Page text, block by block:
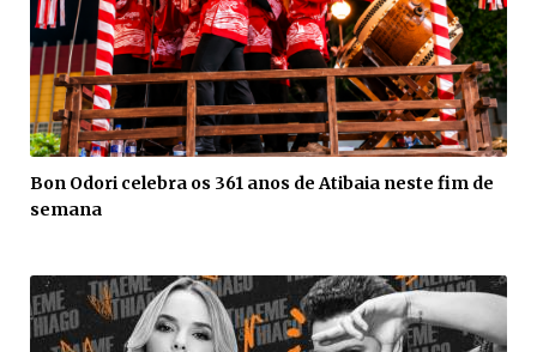
Bon Odori celebra os 361 anos de Atibaia neste fim de
semana